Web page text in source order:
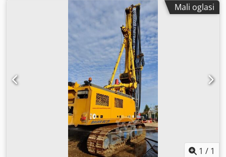
Centralno podmazivanje -kompresor za zrak Vrlo dobro
stanje! Vrlo dobro stanje!
Mali oglasi
1 / 1